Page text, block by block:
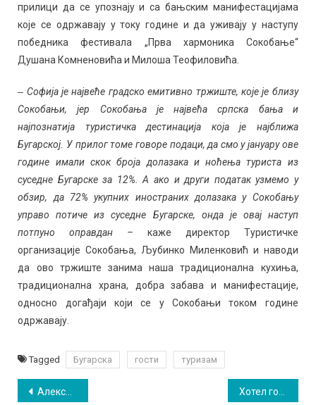
прилици да се упознају и са бањским манифестацијама
које се одржавају у току године и да уживају у наступу
победника фестивала „Прва хармоника Сокобање“
Душана Комненовића и Милоша Теофиловића.
‒ Софија је највеће градско емитивно тржиште, које је близу
Сокобањи, jeр Сокобања је наjвећа српска бања и
најпознатија туристичка дестинација која је најближа
Бугарској. У прилог томе говоре подаци, да смо у јануару ове
године имали скок броја долазака и ноћења туриста из
суседне Бугарске за 12%. А ако и други податак узмемо у
обзир, да 72% укупних иностраних долазака у Сокобању
управо потиче из суседне Бугарске, онда је овај наступ
потпуно оправдан – каже директор Туристичке
организације Сокобања, Љубинко Миленковић и наводи
да ово тржиште занима наша традиционална кухиња,
традиционална храна, добра забава и манифестације,
односно догађаји који се у Сокобањи током године
одржавају.
Tagged Бугарска гости туризам
Кретање
Алексинчани поражени у Сокобањи